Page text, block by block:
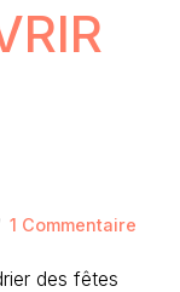
1 Commentaire
des fêtes